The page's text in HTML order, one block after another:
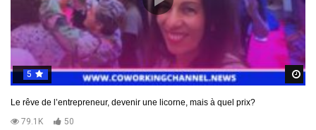
5
Le rêve de l’entrepreneur, devenir une licorne, mais à quel prix?
79.1K
50